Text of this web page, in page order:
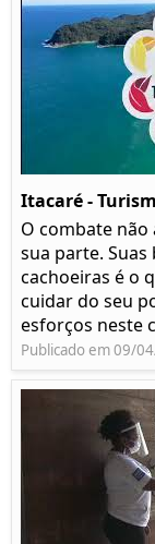
Itacaré -
O combate
sua parte.
cachoeiras é o
cuidar do seu
esforços neste
Publicado em 09/